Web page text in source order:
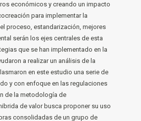
económicos y creando un impacto
para implementar la
proceso, estandarización, mejores
serán los ejes centrales de esta
que se han implementado en la
a realizar un análisis de la
en este estudio una serie de
y con enfoque en las regulaciones
de la metodología de
de valor busca proponer su uso
consolidadas de un grupo de